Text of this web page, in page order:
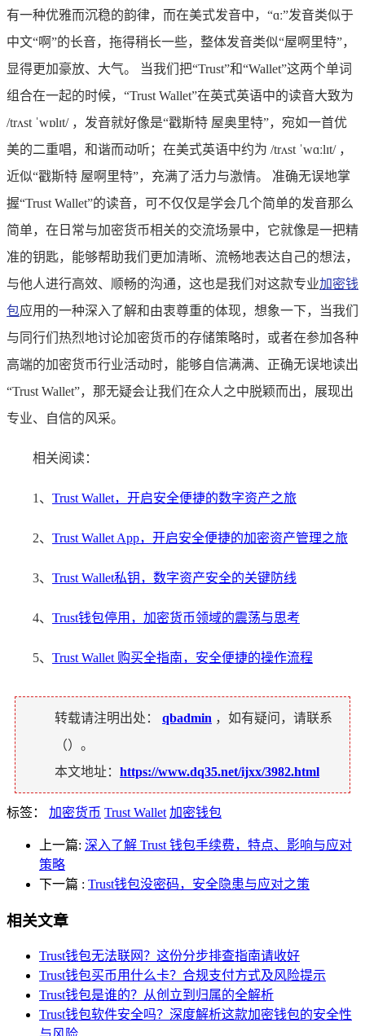
有一种优雅而沉稳的韵律，而在美式发音中，“ɑː”发音类似于
中文“啊”的长音，拖得稍长一些，整体发音类似“屋啊里特”，
显得更加豪放、大气。 当我们把“Trust”和“Wallet”这两个单词
组合在一起的时候，“Trust Wallet”在英式英语中的读音大致为
/trʌst ˈwɒlɪt/ ，发音就好像是“戳斯特 屋奥里特”，宛如一首优
美的二重唱，和谐而动听；在美式英语中约为 /trʌst ˈwɑːlɪt/ ，
近似“戳斯特 屋啊里特”，充满了活力与激情。 准确无误地掌
握“Trust Wallet”的读音，可不仅仅是学会几个简单的发音那么
简单，在日常与加密货币相关的交流场景中，它就像是一把精
准的钥匙，能够帮助我们更加清晰、流畅地表达自己的想法，
与他人进行高效、顺畅的沟通，这也是我们对这款专业加密钱
包应用的一种深入了解和由衷尊重的体现，想象一下，当我们
与同行们热烈地讨论加密货币的存储策略时，或者在参加各种
高端的加密货币行业活动时，能够自信满满、正确无误地读出
“Trust Wallet”，那无疑会让我们在众人之中脱颖而出，展现出
专业、自信的风采。
相关阅读：
1、 Trust Wallet，开启安全便捷的数字资产之旅
2、 Trust Wallet App，开启安全便捷的加密资产管理之旅
3、 Trust Wallet私钥，数字资产安全的关键防线
4、 Trust钱包停用，加密货币领域的震荡与思考
5、 Trust Wallet 购买全指南，安全便捷的操作流程
转载请注明出处： qbadmin ，如有疑问，请联系
（）。
本文地址： https://www.dq35.net/ijxx/3982.html
标签： 加密货币 Trust Wallet 加密钱包
上一篇: 深入了解 Trust 钱包手续费，特点、影响与应对
策略
下一篇 : Trust钱包没密码，安全隐患与应对之策
相关文章
Trust钱包无法联网？这份分步排查指南请收好
Trust钱包买币用什么卡？合规支付方式及风险提示
Trust钱包是谁的？从创立到归属的全解析
Trust钱包软件安全吗？深度解析这款加密钱包的安全性